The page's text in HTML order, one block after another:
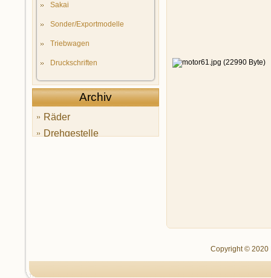
Sakai
Sonder/Exportmodelle
Triebwagen
Druckschriften
Archiv
Räder
Drehgestelle
Copyright © 2020